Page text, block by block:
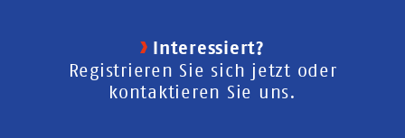
Interessiert?
Registrieren Sie sich jetzt oder
kontaktieren Sie uns.